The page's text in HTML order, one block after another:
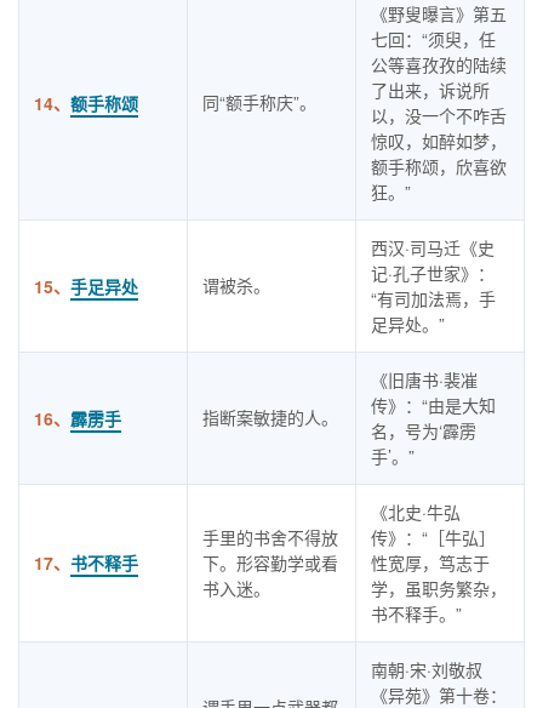
14、 额手称颂 同“额手称庆”。
《野叟曝言》第五
七回：“须臾，任
公等喜孜孜的陆续
了出来，诉说所
以，没一个不咋舌
惊叹，如醉如梦，
额手称颂，欣喜欲
狂。”
15、 手足异处 谓被杀。
西汉·司马迁《史
记·孔子世家》：
“有司加法焉，手
足异处。”
16、 霹雳手 指断案敏捷的人。
《旧唐书·裴凗
传》：“由是大知
名，号为‘霹雳
手’。”
17、 书不释手
手里的书舍不得放
下。形容勤学或看
书入迷。
《北史·牛弘
传》：“［牛弘］
性宽厚，笃志于
学，虽职务繁杂，
书不释手。”
南朝·宋·刘敬叔
《异苑》第十卷：